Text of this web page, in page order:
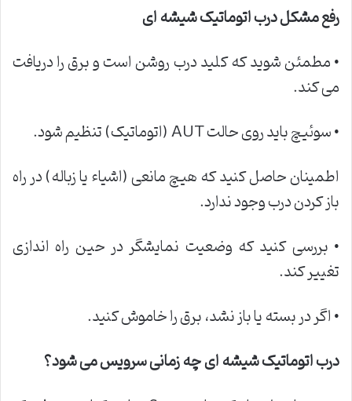
رفع مشکل درب اتوماتیک شیشه ای
• مطمئن شوید که کلید درب روشن است و برق را دریافت
می کند.
• سوئیچ باید روی حالت AUT (اتوماتیک) تنظیم شود.
اطمینان حاصل کنید که هیچ مانعی (اشیاء یا زباله) در راه
باز کردن درب وجود ندارد.
• بررسی کنید که وضعیت نمایشگر در حین راه اندازی
تغییر کند.
• اگر در بسته یا باز نشد، برق را خاموش کنید.
درب اتوماتیک شیشه ای چه زمانی سرویس می شود؟